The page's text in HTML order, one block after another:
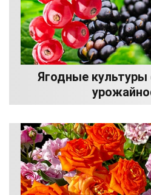
Ягодные